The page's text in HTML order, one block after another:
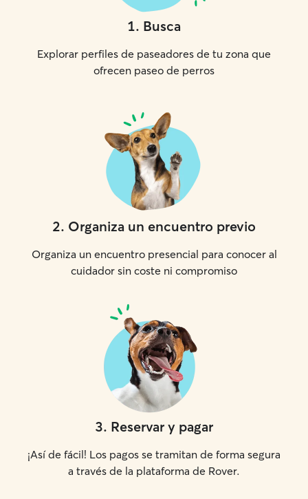
1. Busca
Explorar perfiles de paseadores de tu zona que
ofrecen paseo de perros
2. Organiza un encuentro previo
Organiza un encuentro presencial para conocer al
cuidador sin coste ni compromiso
3. Reservar y pagar
¡Así de fácil! Los pagos se tramitan de forma segura
a través de la plataforma de Rover.